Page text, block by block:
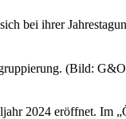
bei ihrer
(Bild:
2024 eröffnet. Im